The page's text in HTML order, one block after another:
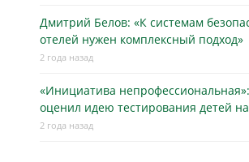
Дмитрий Белов: «К системам
отелей нужен комплексный подход»
2 года назад
«Инициатива
оценил идею тестирования детей
2 года назад